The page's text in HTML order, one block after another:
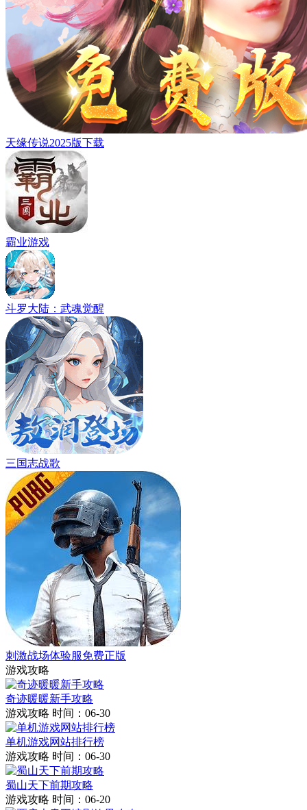
天缘传说2025版下载
霸业游戏
斗罗大陆：武魂觉醒
三国志战歌
刺激战场体验服免费正版
游戏攻略
奇迹暖暖新手攻略
游戏攻略 时间：06-30
单机游戏网站排行榜
游戏攻略 时间：06-30
蜀山天下前期攻略
游戏攻略 时间：06-20